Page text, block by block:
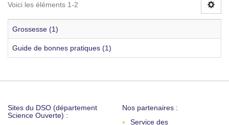
Voici les éléments 1-2
Grossesse (1)
Guide de bonnes pratiques (1)
Sites du DSO (département
Science Ouverte) :
Nos partenaires :
Service des